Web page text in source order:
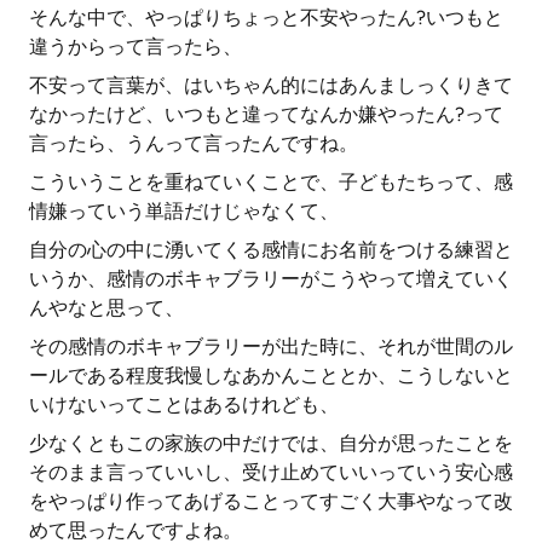
そんな中で、やっぱりちょっと不安やったん?いつもと
違うからって言ったら、
不安って言葉が、はいちゃん的にはあんましっくりきて
なかったけど、いつもと違ってなんか嫌やったん?って
言ったら、うんって言ったんですね。
こういうことを重ねていくことで、子どもたちって、感
情嫌っていう単語だけじゃなくて、
自分の心の中に湧いてくる感情にお名前をつける練習と
いうか、感情のボキャブラリーがこうやって増えていく
んやなと思って、
その感情のボキャブラリーが出た時に、それが世間のル
ールである程度我慢しなあかんこととか、こうしないと
いけないってことはあるけれども、
少なくともこの家族の中だけでは、自分が思ったことを
そのまま言っていいし、受け止めていいっていう安心感
をやっぱり作ってあげることってすごく大事やなって改
めて思ったんですよね。